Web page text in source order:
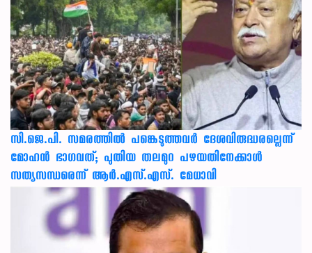
സി.ജെ.പി. സമരത്തിൽ പങ്കെടുത്തവർ ദേശവിരുദ്ധരല്ലെന്ന്
മോഹൻ ഭാഗവത്; പുതിയ തലമുറ പഴയതിനേക്കാൾ
സത്യസന്ധരെന്ന് ആർ.എസ്.എസ്. മേധാവി